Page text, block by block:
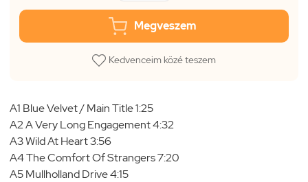
Megveszem
Kedvenceim közé teszem
A1 Blue Velvet / Main Title 1:25
A2 A Very Long Engagement 4:32
A3 Wild At Heart 3:56
A4 The Comfort Of Strangers 7:20
A5 Mullholland Drive 4:15